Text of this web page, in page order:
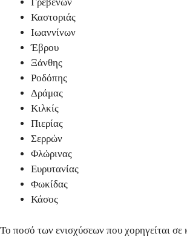
Γρεβενών
Καστοριάς
Ιωαννίνων
Έβρου
Ξάνθης
Ροδόπης
Δράμας
Κιλκίς
Πιερίας
Σερρών
Φλώρινας
Ευρυτανίας
Φωκίδας
Κάσος
Το ποσό των ενισχύσεων που χορηγείται σε